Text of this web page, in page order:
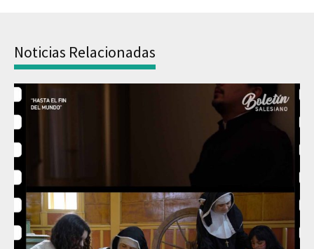
Noticias Relacionadas